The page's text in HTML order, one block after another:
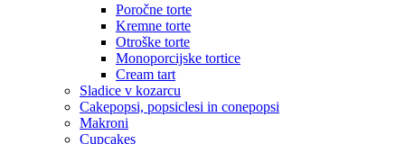
Poročne torte
Kremne torte
Otroške torte
Monoporcijske tortice
Cream tart
Sladice v kozarcu
Cakepopsi, popsiclesi in conepopsi
Makroni
Cupcakes